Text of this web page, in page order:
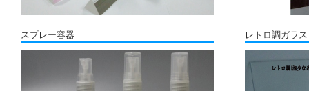
スプレー容器 レトロ調ガラス